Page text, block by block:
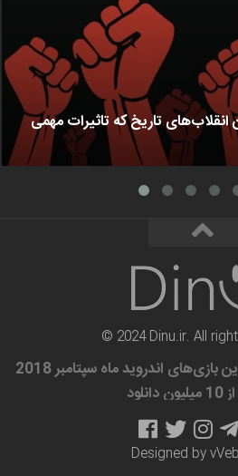
تاریخ که تاثیرات مهمی
© 2024 Dinu.ir. All
محبوب‌ترین بازی‌های اندروید ماه سپتامبر 2018
Designed by